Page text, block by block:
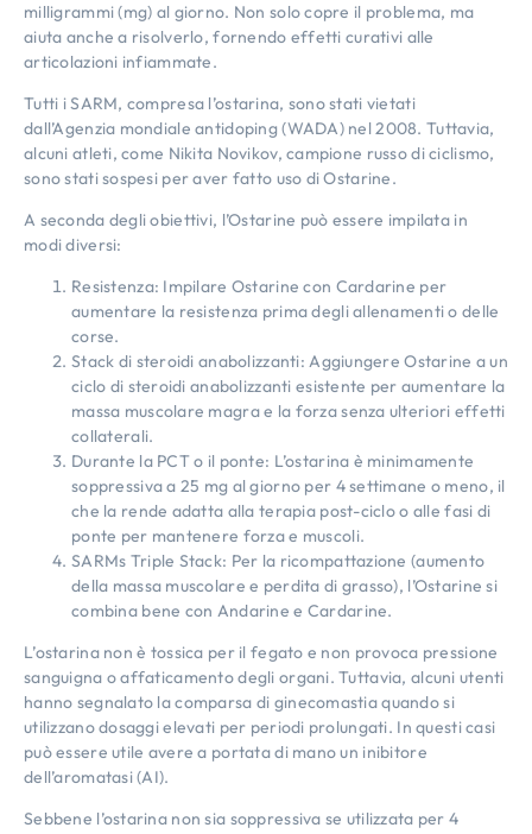
milligrammi (mg) al giorno. Non solo copre il problema, ma
aiuta anche a risolverlo, fornendo effetti curativi alle
articolazioni infiammate.
Tutti i SARM, compresa l’ostarina, sono stati vietati
dall’Agenzia mondiale antidoping (WADA) nel 2008. Tuttavia,
alcuni atleti, come Nikita Novikov, campione russo di ciclismo,
sono stati sospesi per aver fatto uso di Ostarine.
A seconda degli obiettivi, l’Ostarine può essere impilata in
modi diversi:
Resistenza: Impilare Ostarine con Cardarine per
aumentare la resistenza prima degli allenamenti o delle
corse.
Stack di steroidi anabolizzanti: Aggiungere Ostarine a un
ciclo di steroidi anabolizzanti esistente per aumentare la
massa muscolare magra e la forza senza ulteriori effetti
collaterali.
Durante la PCT o il ponte: L’ostarina è minimamente
soppressiva a 25 mg al giorno per 4 settimane o meno, il
che la rende adatta alla terapia post-ciclo o alle fasi di
ponte per mantenere forza e muscoli.
SARMs Triple Stack: Per la ricompattazione (aumento
della massa muscolare e perdita di grasso), l’Ostarine si
combina bene con Andarine e Cardarine.
L’ostarina non è tossica per il fegato e non provoca pressione
sanguigna o affaticamento degli organi. Tuttavia, alcuni utenti
hanno segnalato la comparsa di ginecomastia quando si
utilizzano dosaggi elevati per periodi prolungati. In questi casi
può essere utile avere a portata di mano un inibitore
dell’aromatasi (AI).
Sebbene l’ostarina non sia soppressiva se utilizzata per 4